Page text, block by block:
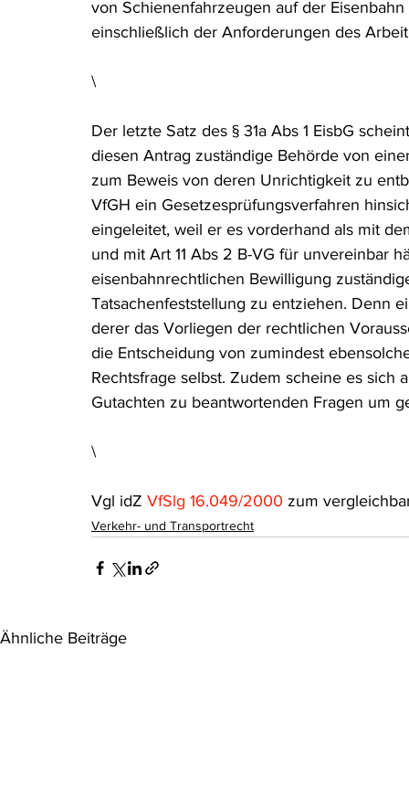
von Schienenfahrzeugen auf der
einschließlich der Anforderungen des
\
Der letzte Satz des § 31a Abs 1 EisbG
diesen Antrag zuständige Behörde von
zum Beweis von deren Unrichtigkeit zu
VfGH ein Gesetzesprüfungsverfahren
eingeleitet, weil er es vorderhand als mit
und mit Art 11 Abs 2 B-VG für unvereinbar
eisenbahnrechtlichen Bewilligung
Tatsachenfeststellung zu entziehen. Denn
derer das Vorliegen der rechtlichen
die Entscheidung von zumindest
Rechtsfrage selbst. Zudem scheine es
Gutachten zu beantwortenden Fragen um
\
Vgl idZ VfSlg 16.049/2000 zum
Verkehr- und Transportrecht
Ähnliche Beiträge